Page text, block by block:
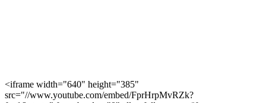
<iframe width="640" height="385"
src="//www.youtube.com/embed/FprHrpMvRZk?